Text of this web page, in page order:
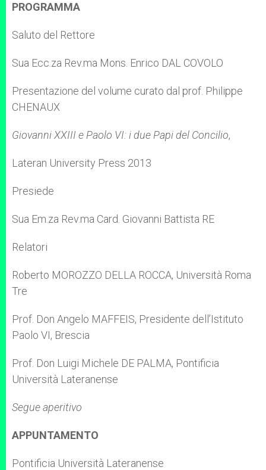
PROGRAMMA
Saluto del Rettore
Sua Ecc.za Rev.ma Mons. Enrico DAL COVOLO
Presentazione del volume curato dal prof. Philippe
CHENAUX
Giovanni XXIII e Paolo VI: i due Papi del Concilio,
Lateran University Press 2013
Presiede
Sua Em.za Rev.ma Card. Giovanni Battista RE
Relatori
Roberto MOROZZO DELLA ROCCA, Università Roma
Tre
Prof. Don Angelo MAFFEIS, Presidente dell’Istituto
Paolo VI, Brescia
Prof. Don Luigi Michele DE PALMA, Pontificia
Università Lateranense
Segue aperitivo
APPUNTAMENTO
Pontificia Università Lateranense